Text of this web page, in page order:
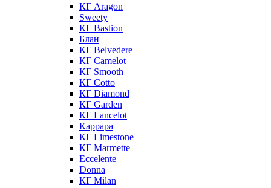
КГ Aragon
Sweety
КГ Bastion
Блан
КГ Belvedere
КГ Camelot
КГ Smooth
КГ Cotto
КГ Diamond
КГ Garden
КГ Lancelot
Каррара
КГ Limestone
КГ Marmette
Eccelente
Donna
КГ Milan